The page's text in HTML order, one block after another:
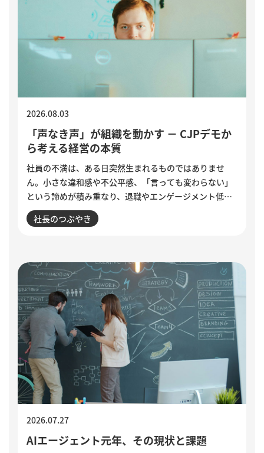
「声なき声」が組織を動かす － CJPデモか
ら考える経営の本質
2026.08.03
社員の不満は、ある日突然生まれるものではありませ
ん。小さな違和感や不公平感、「言っても変わらない」
という諦めが積み重なり、退職やエンゲージメント低下
として表面化します。インドで若者の抗議運動が教育相
の辞任につながった出来事から、組織に潜む「声なき
社長のつぶやき
AIエージェント元年、その現状と課題
2026.07.27